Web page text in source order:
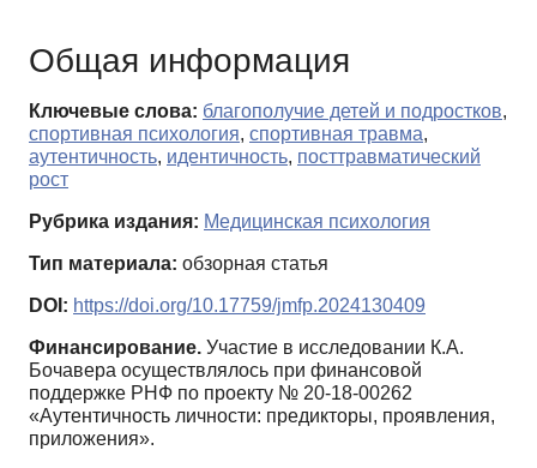
Общая информация
Ключевые слова: благополучие детей и подростков,
спортивная психология, спортивная травма,
аутентичность, идентичность, посттравматический
рост
Рубрика издания: Медицинская психология
Тип материала: обзорная статья
DOI: https://doi.org/10.17759/jmfp.2024130409
Финансирование. Участие в исследовании К.А.
Бочавера осуществлялось при финансовой
поддержке РНФ по проекту № 20-18-00262
«Аутентичность личности: предикторы, проявления,
приложения».